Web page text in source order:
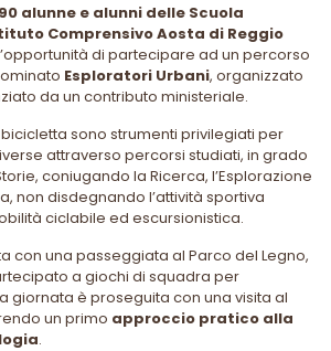
90 alunne e alunni delle Scuola
Comprensivo Aosta di Reggio
di partecipare ad un percorso
Esploratori Urbani, organizzato
da un contributo ministeriale.
bicicletta sono strumenti privilegiati per
attraverso percorsi studiati, in grado
coniugando la Ricerca, l’Esplorazione
non disdegnando l’attività sportiva
ciclabile ed escursionistica.
con una passeggiata al Parco del Legno,
a giochi di squadra per
giornata è proseguita con una visita al
un primo approccio pratico alla
.